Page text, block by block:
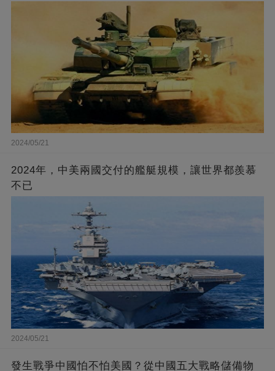
2024/05/21
2024年，中美兩國交付的艦艇規模，讓世界都羨慕
不已
2024/05/21
發生戰爭中國怕不怕美國？從中國五大戰略儲備物